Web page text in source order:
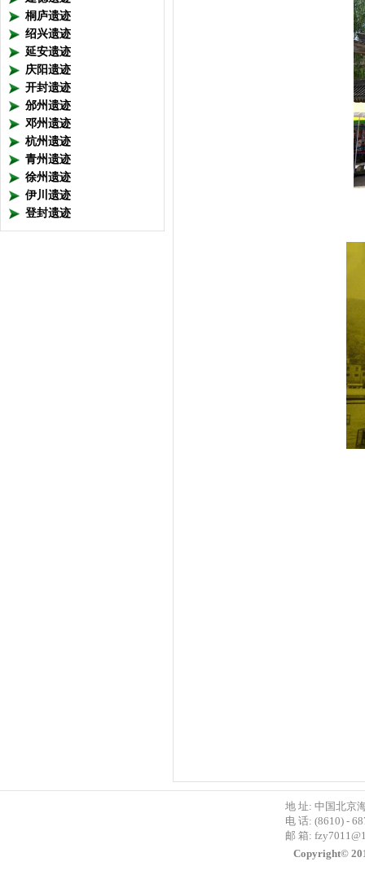
桐庐遗迹
绍兴遗迹
延安遗迹
庆阳遗迹
开封遗迹
邠州遗迹
邓州遗迹
杭州遗迹
青州遗迹
徐州遗迹
伊川遗迹
登封遗迹
地 址: 中国北京
电 话: (8610) -
邮 箱:
Copyright©